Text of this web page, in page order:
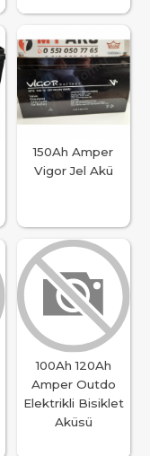
150Ah Amper
Vigor Jel Akü
100Ah 120Ah
Amper Outdo
Elektrikli Bisiklet
Aküsü